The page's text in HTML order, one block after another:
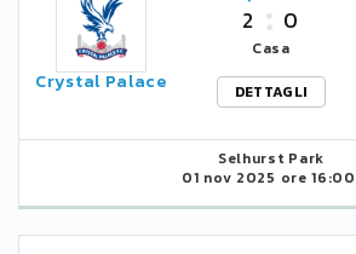
Crystal Palace
2 0
Casa
DETTAGLI
Selhurst Park
01 nov 2025 ore 16:00